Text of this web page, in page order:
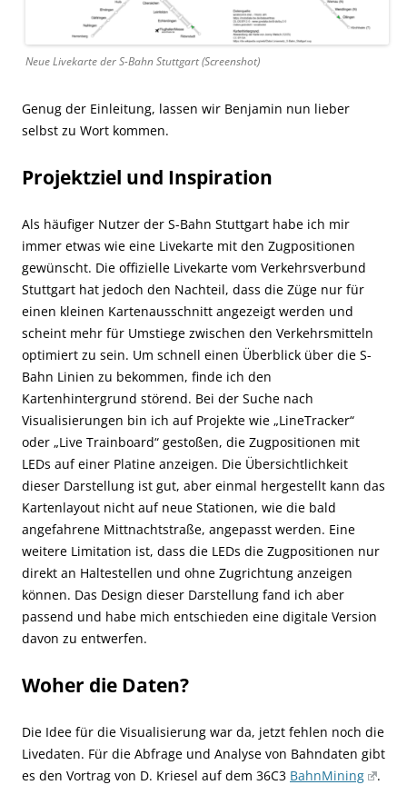
Neue Livekarte der S-Bahn Stuttgart (Screenshot)
Genug der Einleitung, lassen wir Benjamin nun lieber
selbst zu Wort kommen.
Projektziel und Inspiration
Als häufiger Nutzer der S-Bahn Stuttgart habe ich mir
immer etwas wie eine Livekarte mit den Zugpositionen
gewünscht. Die offizielle Livekarte vom Verkehrsverbund
Stuttgart hat jedoch den Nachteil, dass die Züge nur für
einen kleinen Kartenausschnitt angezeigt werden und
scheint mehr für Umstiege zwischen den Verkehrsmitteln
optimiert zu sein. Um schnell einen Überblick über die S-
Bahn Linien zu bekommen, finde ich den
Kartenhintergrund störend. Bei der Suche nach
Visualisierungen bin ich auf Projekte wie „LineTracker“
oder „Live Trainboard“ gestoßen, die Zugpositionen mit
LEDs auf einer Platine anzeigen. Die Übersichtlichkeit
dieser Darstellung ist gut, aber einmal hergestellt kann das
Kartenlayout nicht auf neue Stationen, wie die bald
angefahrene Mittnachtstraße, angepasst werden. Eine
weitere Limitation ist, dass die LEDs die Zugpositionen nur
direkt an Haltestellen und ohne Zugrichtung anzeigen
können. Das Design dieser Darstellung fand ich aber
passend und habe mich entschieden eine digitale Version
davon zu entwerfen.
Woher die Daten?
Die Idee für die Visualisierung war da, jetzt fehlen noch die
Livedaten. Für die Abfrage und Analyse von Bahndaten gibt
es den Vortrag von D. Kriesel auf dem 36C3 BahnMining
.